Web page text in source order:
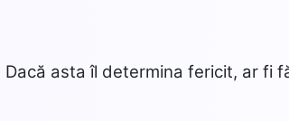
asta îl determina fericit, ar fi